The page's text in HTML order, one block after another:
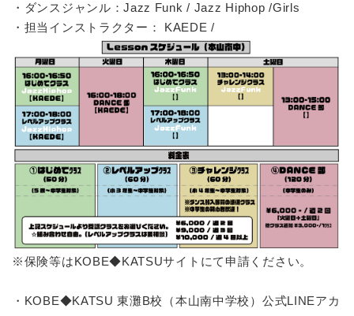
・ダンスジャンル：Jazz Funk / Jazz Hiphop /Girls
・担当インストラクター： KAEDE /
※保険等はKOBE◆KATSUサイトにて申請ください。
・KOBE◆KATSU 東灘B校（本山南中学校）公式LINEアカ